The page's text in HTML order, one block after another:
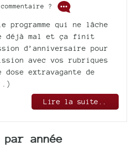
?
programme qui ne lâche
déjà mal et ça finit
d’anniversaire pour
avec vos rubriques
extravagante de
Lire la suite..
année